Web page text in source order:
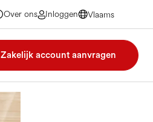
Over ons Inloggen
Vlaams
Vlaams
Vlaams
Zakelijk account aanvragen